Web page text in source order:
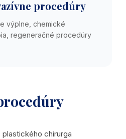
procedúry
výplne, chemické
regeneračné procedúry
chirurga